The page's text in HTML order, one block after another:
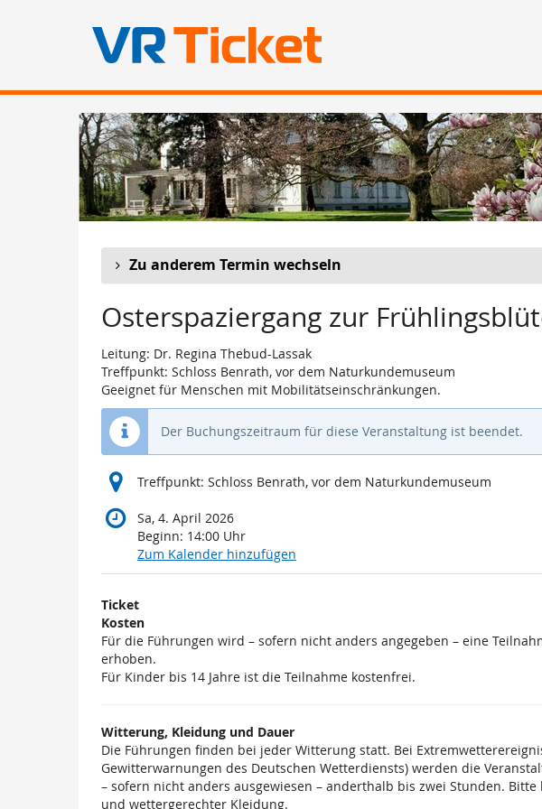
Zu anderem Termin wechseln
Osterspaziergang zur
Leitung: Dr. Regina Thebud-Lassak
Treffpunkt: Schloss Benrath, vor dem Naturkundemuseum
Geeignet für Menschen mit Mobilitätseinschränkungen.
Der Buchungszeitraum für diese Veranstaltung ist beendet.
Treffpunkt: Schloss Benrath, vor dem Naturkundemuseum
Sa, 4. April 2026
Beginn: 14:00 Uhr
Zum Kalender hinzufügen
Produkte
Unkategorisierte
Produkte
Ticket
Kosten
Für die Führungen wird – sofern nicht anders angegeben – eine
erhoben.
Für Kinder bis 14 Jahre ist die Teilnahme kostenfrei.
Witterung, Kleidung und Dauer
Die Führungen finden bei jeder Witterung statt. Bei
Gewitterwarnungen des Deutschen Wetterdiensts) werden die
– sofern nicht anders ausgewiesen – anderthalb bis zwei Stunden.
und wettergerechter Kleidung.